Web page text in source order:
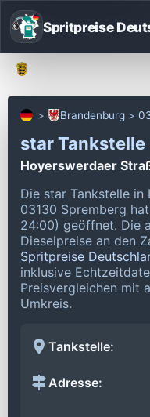
Spritpreise
Brandenburg
star Tankstelle
Hoyerswerdaer
Die star Tankstelle in
03130 Spremberg
24:00) geöffnet. Die
Dieselpreise an den
Spritpreise
inklusive
Preisvergleichen mit
Umkreis.
Tankstelle:
Adresse: